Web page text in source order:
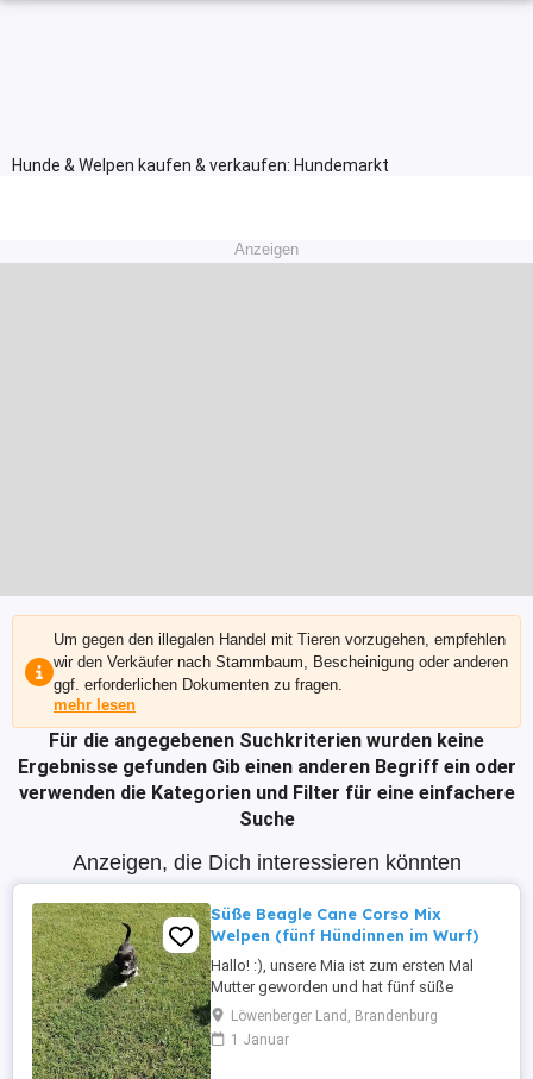
Hunde & Welpen kaufen & verkaufen: Hundemarkt
Anzeigen
Um gegen den illegalen Handel mit Tieren vorzugehen, empfehlen
wir den Verkäufer nach Stammbaum, Bescheinigung oder anderen
ggf. erforderlichen Dokumenten zu fragen.
mehr lesen
Für die angegebenen Suchkriterien wurden keine
Ergebnisse gefunden Gib einen anderen Begriff ein oder
verwenden die Kategorien und Filter für eine einfachere
Suche
Anzeigen, die Dich interessieren könnten
Süße Beagle Cane Corso Mix
Welpen (fünf Hündinnen im Wurf)
Hallo! :), unsere Mia ist zum ersten Mal
Mutter geworden und hat fünf süße
Hündinnen zur Welt gebracht. Die Kleinen
sind gesund und top fit (Videos gerne auf
Anfrage). Es ist eine Mischung aus Beagle
Löwenberger Land, Brandenburg
1 Januar